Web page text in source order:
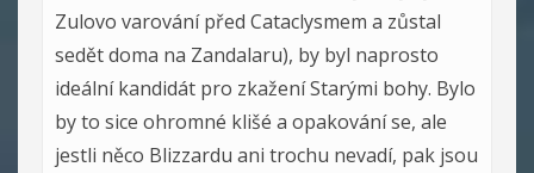
Zulovo varování před Cataclysmem a zůstal
sedět doma na Zandalaru), by byl naprosto
ideální kandidát pro zkažení Starými bohy. Bylo
by to sice ohromné klišé a opakování se, ale
jestli něco Blizzardu ani trochu nevadí, pak jsou